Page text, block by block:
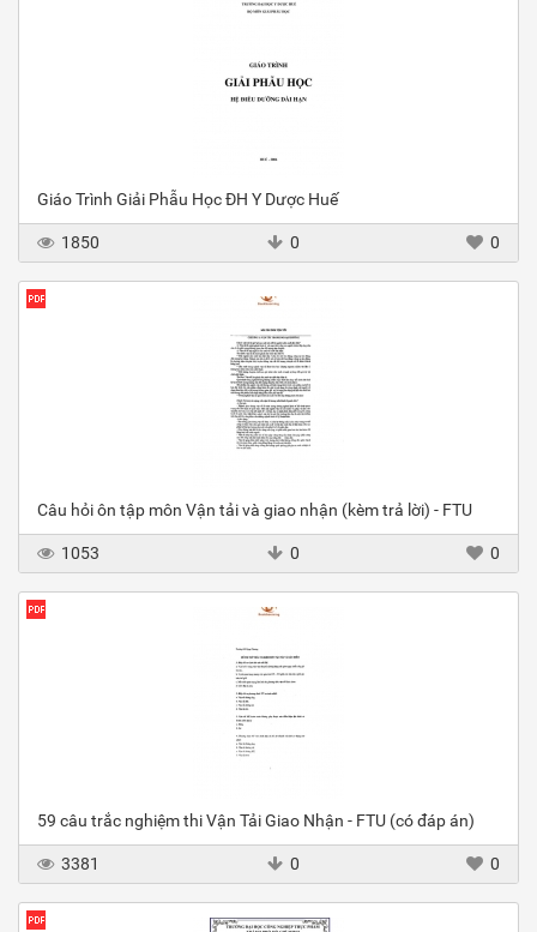
Giáo Trình Giải Phẫu Học ĐH Y Dược Huế
1850 0 0
Câu hỏi ôn tập môn Vận tải và giao nhận (kèm trả lời) - FTU
1053 0 0
59 câu trắc nghiệm thi Vận Tải Giao Nhận - FTU (có đáp án)
3381 0 0